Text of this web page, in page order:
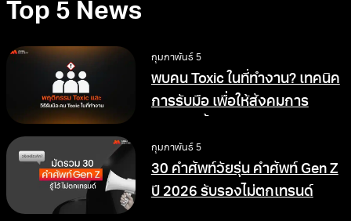
Top 5 News
กุมภาพันธ์ 5
พบคน Toxic ในที่ทำงาน? เทคนิค
การรับมือ เพื่อให้สังคมการ
กุมภาพันธ์ 5
30 คำศัพท์วัยรุ่น คำศัพท์ Gen Z
ปี 2026 รับรองไม่ตกเทรนด์